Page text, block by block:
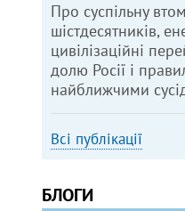
Про суспільну
шістдесятників,
цивілізаційні
долю Росії і
найближчими
Всі публікації
БЛОГИ